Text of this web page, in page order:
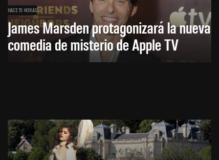
HACE 15 HORAS
James Marsden protagonizará la nueva
comedia de misterio de Apple TV